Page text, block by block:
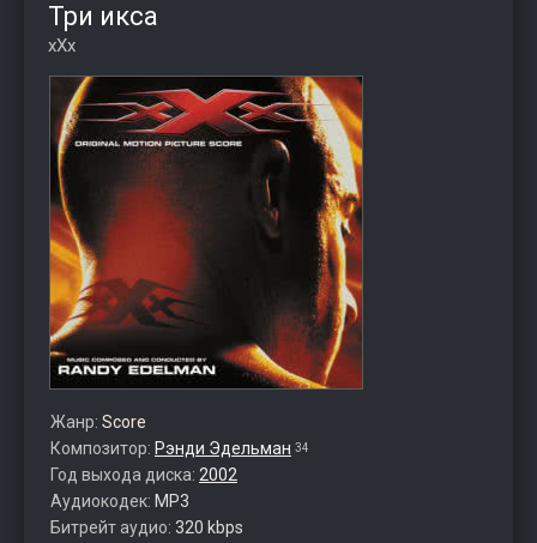
Три икса
xXx
Жанр: Score
Композитор: Рэнди Эдельман 34
Год выхода диска: 2002
Аудиокодек: MP3
Битрейт аудио: 320 kbps